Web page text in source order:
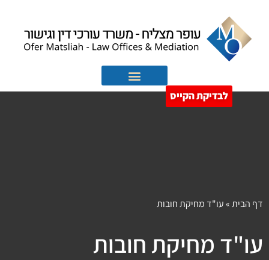
לבדיקת הקייס
דף הבית»עו"ד מחיקת חובות
עו"ד מחיקת חובות